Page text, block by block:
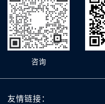
咨询
友情链接：